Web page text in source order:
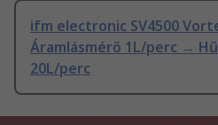
ifm electronic SV4500
Áramlásmérő 1L/perc →
20L/perc